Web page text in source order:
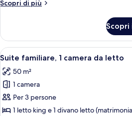
da
Scopri di più
Altri
1
camera
da
Apri
tutte
le
foto
per
Suite
Una
6
Suite familiare, 1 camera da letto
50 m²
1 camera
Per 3 persone
1 letto king e 1 divano letto